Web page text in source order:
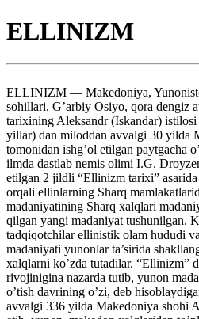
ELLINIZM
ELLINIZM — Makedoniya, Yunoniston, O’rta dengizning Sharqiy sohillari, G’arbiy Osiyo, qora dengiz atrofidagi mamlakatlar tarixining Aleksandr (Iskandar) istilosi (miloddan avvalgi 334-323 yillar) dan miloddan avvalgi 30 yilda Misr Rim qo’shinlari tomonidan ishg’ol etilgan paytgacha o’tgan davr. “Ellinizm” atamasi ilmda dastlab nemis olimi I.G. Droyzenning 1836-43 yillarda chop etilgan 2 jildli “Ellinizm tarixi” asarida qo’llangan va ushbu atama orqali ellinlarning Sharq mamlakatlaridagi hukmronligi va ular madaniyatining Sharq xalqlari madaniyati bilan uyg’unlashib hosil qilgan yangi madaniyat tushunilgan. Keyinchalik ayrim tadqiqotchilar ellinistik olam hududi va davr doirasini kengaytirib, madaniyati yunonlar ta’sirida shakllangan barcha mamlakat va xalqlarni ko’zda tutadilar. “Ellinizm” deganda, yunon madaniyati rivojinigina nazarda tutib, yunon madaniyatidan Rim madaniyatiga o’tish davrining o’zi, deb hisoblaydiganlar ham bor. Miloddan avvalgi 336 yilda Makedoniya shohi Aleksandr Yunonistonni zabt etib, yunon, makedon xalqlaridan to’plangan katta qo’shin bilan Sharq mamlakatlariga qarshi urush boshlaydi va ko’p o’tmay Hindistonga qadar cho’zilgan bepoyon o’lkaning yakka hukmdoriga aylanadi. Aleksandr vafot etganda (miloddan avvalgi 323 yil), uning davlati tarkibida Bolqon yarim oroli, Egey dengizidagi orollar, kichik va G’arbiy Osiyo, Misr, Markaziy Osiyoning bir qismi bor edi. Aleksandr vafot etgach, uning merosxo’rlari o’rtasida hokimiyat uchun kurash borib, mamlakat parchalanib ketgan. Shu tariqa ellinistik davlatlar yuzaga kelgan. Biroq Ellinizm davrida bu hududdagi turli mamlakat va viloyatlar ijtimoiy-iqtisodiy taraqqiyotning turli pog’onasida bo’lganlar: ba’zilarida quldorlik munosabatlari (Makedoniya), ayrimlarida polis tuzumi tarqalib, qulchilik va qullikning antik shakllari vujudga kelgan (Misr, Salavkiylar davlati). Ko’pgina qabilalar (ayniqsa, ellinistik davlatlarning chegara hududlarida yashaganlar) uchun esa urug’chilikdan sinfiylik jamiyatiga o’tish davri bo’lgan. Ellinizm davri Sharqiy mamlakatlar uchun taraqqiyotning yangi bosqichi bo’ldi. Yunon-makedoniyaliklar Sharqqa ishlab chiqarish malakalarini, o’z davlat va huquq me’yorlarini, urf-odat, din va madaniyatlarini olib keldilar, o’z navbatida, Sharqdan o’rgandilar ham. Davlat boshqaruvida qadimiy Sharqiy monarxiya usullaridan foydalanildi. Pul va savdo-sotiq munosabatlari rivojlangan o’lkalar (Mesopotamiya, Suriya, Kichik Osiyo)da polislar ravnaq topdi. Polislar o’zgardi, ya’ni ular mustaqil respublika bo’lmay, ma’lum siyosiy va iqtisodiy imtiyozlarga ega shahar jamoalariga aylandilar. Yunonlarning qadimiy nomi — “ellinlar” atamasi o’z etnik mazmunini asta-sekin yo’qota borib, makedoniyalik, yunon va mahalliy yuqori tabaqaga mansub kishilarni ifodalaydigan so’zga aylanib qoldi. Merosxo’r (diadox)lar o’rtasidagi kurashlar miloddan avvalgi 3, miloddan avvalgi 2-asr boshlarida ham davom etdi. Ptolemeylar imperiyasi, Salavkiylar davlati, hududiy jihatdan ulardan kichik bo’lsa ham, ijtimoiy tuzum jihatidan ularga yaqin bo’lgan Pergam va kichik Osiyodagi boshqa hukmdorliklar, yunon polislari, ellinistik olamning chekkalaridagi skiflar podsholigi, Armaniston, Parfiya va boshqalar o’rtasida tinimsiz urushlar xalq boshiga qo’p ofatlar keltirdi. Shunga qaramay dengiz sohillari bilan mamlakat ichkarisidagi hududlar o’rtasida iqtisodiy aloqa yaxshilana bordi, mahsulot ishlab chiqarish, savdo (xususan, tashqi savdo) rivoj topdi. Shaharlar savdo va hunarmandchilik markazlari sifatida yuksaldi (Iskandariya, Rodos oroli, Antioxiya, Salavkiya, Pergam). Misr, Suriya, kichik Osiyo, Yunoniston va Makedoniya o’rtasida doimiy dengiz yo’li mavjud edi. Qizil dengiz hamda Fors qo’ltig’i bo’ylab Hindistonga savdo yo’li ochildi. Misr qora dengiz atroflari Karfagen va Rim bilan savdo aloqasini yo’lga qo’ydi. qadimiy karvon yo’llarida polislar va gavanlar yuzaga keldi. Shu bilan birga, ushbu davr polislar federatsiyasi (Ittifoqi)ga ehtiyoj tug’dirdi (bir necha polislar birlashdi). Ammo bu ittifoqlar orasida ham nizolar davom etdi, ijtimoiy qurash kuchaydi. Miloddan avvalgi 2-1-asrlarda isyonlar va ozodlik harakatlari jonlandi. Attika, Pergam, Delos o.larida qullar isyoni, Misr va Salavkiyada dehqonlar qo’zg’oloni yuz berdi. Ayni paytda Rimning mavqei osha bordi. U miloddan avvalgi 197 yilda kichik Osiyoni, Egey dengizidagi orollarni va Yunonistonni bosib oddi. Rim Ellinizm davlatlarini birinketin ishg’ol etib, miloddan avvalgi 30-yilda Misrni ham qo’lga kiritdi va Ellinizm davriga barham berdi. Ellinizm davrida turli xalqlarning madaniyat darajalari har xil bo’lgan bo’lsada, o’ziga xos rivojlanish yuz bergan edi. Ellinistik mamlakatlarda tabiiy fanlar (jumladan, matematika), kemasozlik, harbiy san’at va shaharsozlik rivoj topdi. Dengiz sohillariga ko’pgina mayoqlar qurildi, savdo yo’llari barpo etildi, savdo kemalari ko’proq yuk ko’taradigan va tezroq suzadigan darajaga etdilar. Taraqqiyot asosan ilm-fan borasida bo’lib, avvalo, yunonlarning ilk bor Sharq madaniyati bilan yaqindan tanishishlari ularning ongini yana ham kengaytirib, fanning rivojiga kuchli ta’sir ko’rsatdi. Shu davrda ijod qilgan olimlardan Evklid, Arximed — matematikani; Aristarx, Gipparx — astronomiyani; Eratosfen — geografiyani yuksak darajaga ko’tarib, jahon ilmining kelgusi taraqqiyotiga yo’l ochdilar. Olimlar, shoirlar va san’at ahlining ishlari uchun qulay sharoit tug’dirish maqsadida Misrning dastlabki Ptolemey xoqonlari Iskandariya shahrida hozirgi fanlar akademiyasiga o’xshash muassasa — “muzey”, ya’ni